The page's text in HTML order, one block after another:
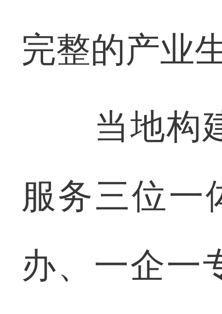
完整的产业
当地构建
服务三位一
办、一企一